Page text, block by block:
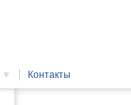
▼ Контакты